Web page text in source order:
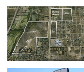
Imagen